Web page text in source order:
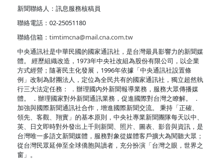
新聞聯絡人：訊息服務核稿員
聯絡電話：02-25051180
聯絡信箱： timtimcna@mail.cna.com.tw
中央通訊社是中華民國的國家通訊社，是台灣最具影響力的新聞媒
體。 經歷組織改造，1973年中央社改組為股份有限公司，以企業
方式經營；隨著民主化發展，1996年依據「中央通訊社設置條
例」改制為財團法人，定位為全民共有的國家通訊社，獨立超然執
行三大法定任務： ．辦理國內外新聞報導業務，服務大眾傳播媒
體。 ．辦理國家對外新聞通訊業務，促進國際對台灣之瞭解。 ．
加強與國際新聞通訊社合作，增進國際新聞交流。 秉持「正確、
領先、客觀、翔實」的基本原則，中央社專業新聞團隊每天以中、
英、日文即時對外發出上千則新聞、照片、圖表、影音與資訊，是
台灣唯一多語文新聞媒體，服務對象從媒體客戶擴大為閱聽大眾；
從台灣民眾延伸至全球僑胞與讀者，充分扮演「台灣之眼，世界之
窗」。